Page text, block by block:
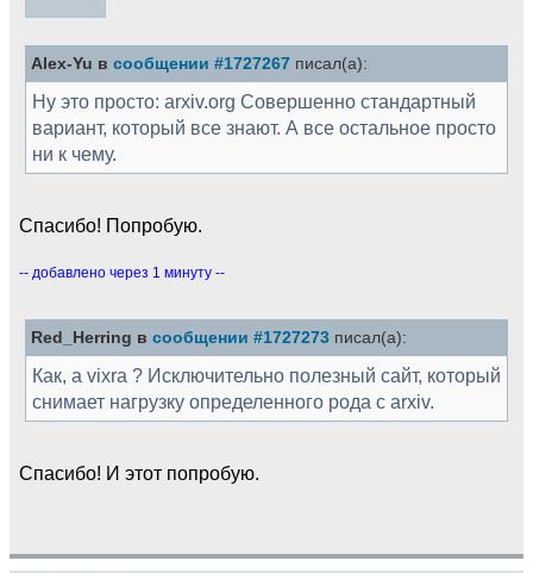
Alex-Yu в сообщении #1727267 писал(а):
Ну это просто: arxiv.org Совершенно стандартный
вариант, который все знают. А все остальное просто
ни к чему.
Спасибо! Попробую.
-- добавлено через 1 минуту --
Red_Herring в сообщении #1727273 писал(а):
Как, а vixra ? Исключительно полезный сайт, который
снимает нагрузку определенного рода с arxiv.
Спасибо! И этот попробую.